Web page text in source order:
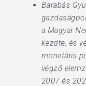
Barabás
a Magyar
kezdte, és
monetáris
végző
2007 és